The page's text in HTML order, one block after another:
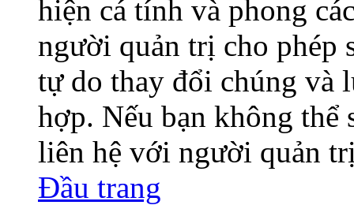
hiện cá tính và phong
người quản trị cho phép
tự do thay đổi chúng và
hợp. Nếu bạn không thể
liên hệ với người quản
Đầu trang